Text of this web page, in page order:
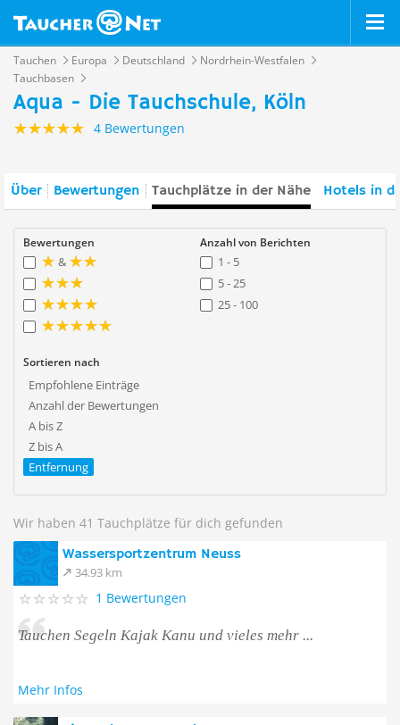
Tauchen Europa Deutschland
Nordrhein-Westfalen
Tauchbasen
Aqua - Die Tauchschule, Köln
4 Bewertungen
Über Bewertungen Tauchplätze in der Nähe Hotels in
Bewertungen
&
Anzahl von Berichten
1 - 5
5 - 25
25 - 100
Sortieren nach
Empfohlene Einträge
Anzahl der Bewertungen
A bis Z
Z bis A
Entfernung
Wir haben 41 Tauchplätze für dich gefunden
Wassersportzentrum Neuss
34.93 km
1 Bewertungen
Tauchen Segeln Kajak Kanu und vieles mehr ...
Mehr Infos